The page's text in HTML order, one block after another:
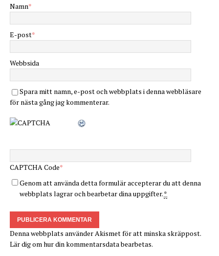
Namn*
E-post*
Webbsida
Spara mitt namn, e-post och webbplats i denna webbläsare
för nästa gång jag kommenterar.
CAPTCHA Code*
Genom att använda detta formulär accepterar du att denna
webbplats lagrar och bearbetar dina uppgifter.*
Denna webbplats använder Akismet för att minska skräppost.
Lär dig om hur din kommentarsdata bearbetas.